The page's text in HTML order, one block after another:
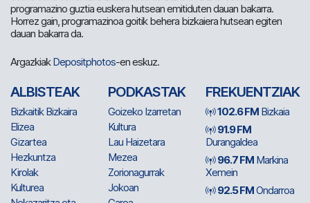
programazino guztia euskera hutsean emitiduten dauan bakarra.
Horrez gain, programazinoa goitik behera bizkaiera hutsean egiten
dauan bakarra da.
ArgazkiakDepositphotos-en eskuz.
ALBISTEAK
Bizkaitik Bizkaira
Elizea
Gizartea
Hezkuntza
Kirolak
Kulturea
PODKASTAK
Goizeko Izarretan
Kultura
Lau Haizetara
Mezea
Zorionagurrak
Jokoan
FREKUENTZIAK
102.6 FM Bizkaia
91.9 FM
Durangaldea
96.7 FM Markina
Xemein
92.5 FMOndarroa